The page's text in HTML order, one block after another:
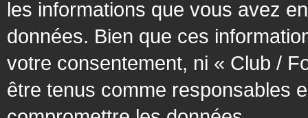
les informations que vous avez
données. Bien que ces
votre consentement, ni « Club /
être tenus comme responsables